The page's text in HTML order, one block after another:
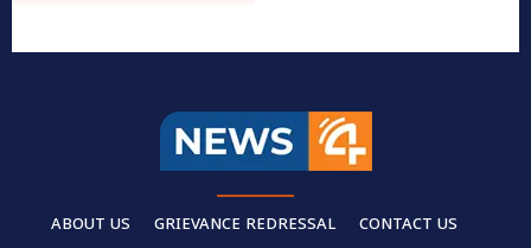
ABOUT US GRIEVANCE REDRESSAL
CONTACT US